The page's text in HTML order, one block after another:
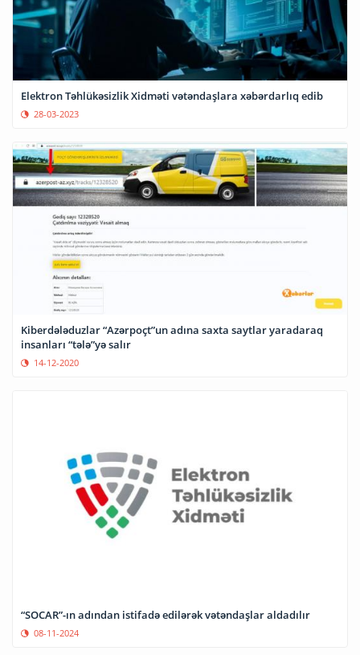
Elektron Təhlükəsizlik Xidməti vətəndaşlara xəbərdarlıq edib
28-03-2023
Kiberdələduzlar “Azərpoçt”un adına saxta saytlar yaradaraq
insanları “tələ”yə salır
14-12-2020
“SOCAR”-ın adından istifadə edilərək vətəndaşlar aldadılır
08-11-2024